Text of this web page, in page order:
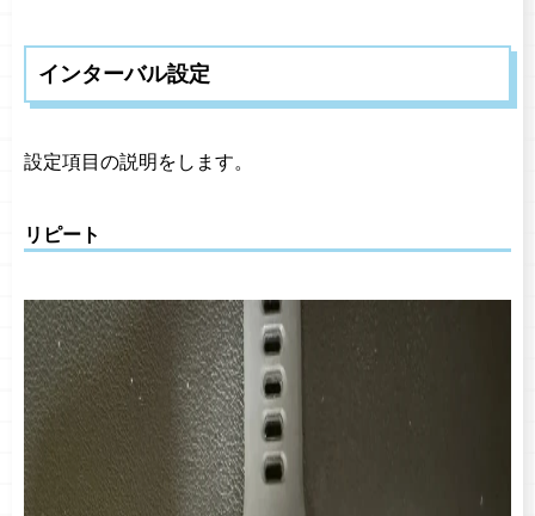
インターバル設定
設定項目の説明をします。
リピート